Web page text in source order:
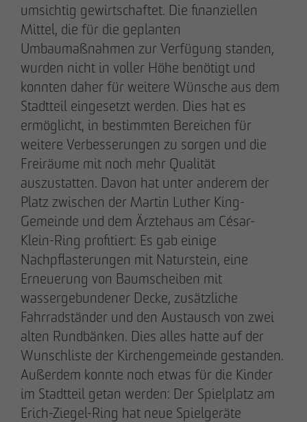
umsichtig gewirtschaftet. Die finanziellen
Mittel, die für die geplanten
Umbaumaßnahmen zur Verfügung standen,
wurden nicht in voller Höhe benötigt und
konnten daher für weitere Wünsche aus dem
Stadtteil eingesetzt werden. Dies hat es
ermöglicht, in bestimmten Bereichen für
weitere Verbesserungen zu sorgen und die
Freiräume mit noch mehr Qualität
auszustatten. Davon hat unter anderem der
Platz zwischen der Martin Luther King-
Gemeinde und dem Ärztehaus am César-
Klein-Ring profitiert: Es gab einige
Nachpflasterungen mit Naturstein, eine
Erneuerung von Baumscheiben mit
wassergebundener Decke, zusätzliche
Fahrradständer und den Austausch von zwei
alten Rundbänken. Dies alles hatte auf der
Wunschliste der Kirchengemeinde gestanden.
Außerdem konnte noch etwas für die Kinder
im Stadtteil getan werden: Der Spielplatz am
Erich-Ziegel-Ring hat neue Spielgeräte
Geschäftspartner werden
Hinweisgeberformular
Downloads
Impressum
Datenschutz
Barrierefreiheitserklärung
Archenholzstraße 42
22117 Hamburg
Tel. +49 40 736 24-0
E-Mailinfo@otto-wulff.de
© OTTO WULFF Bauunternehmung GmbH, 2026